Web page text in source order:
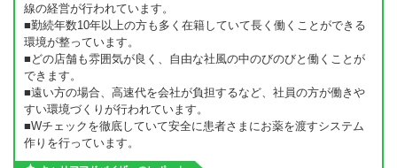
線の経営が行われています。
■勤続年数10年以上の方も多く在籍していて長く働くことができる
環境が整っています。
■どの店舗も雰囲気が良く、自由な社風の中のびのびと働くことが
できます。
■遠い方の場合、高速代を会社が負担するなど、社員の方が働きや
すい環境づくりが行われています。
■Wチェックを徹底していて安全に患者さまにお薬を渡すシステム
作りを行っています。